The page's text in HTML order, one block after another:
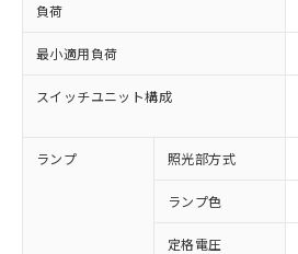
負荷
最小適用負荷
スイッチユニット構成
ランプ 照光部方式
ランプ色
定格電圧